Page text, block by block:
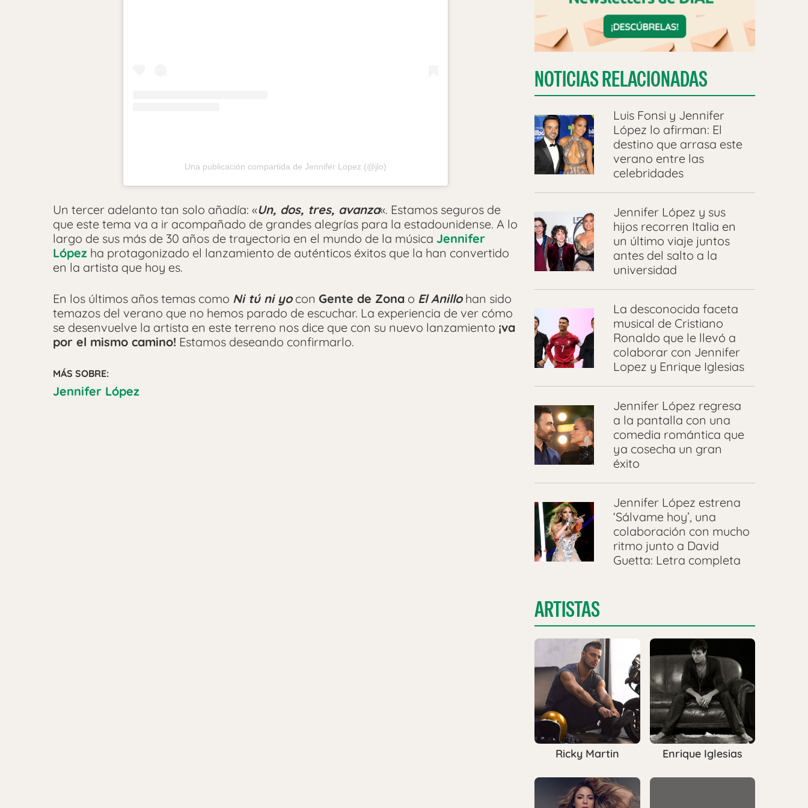
Una publicación compartida de Jennifer Lopez (@jlo)
Un tercer adelanto tan solo añadía: «Un, dos, tres, avanza«. Estamos seguros de
que este tema va a ir acompañado de grandes alegrías para la estadounidense. A lo
largo de sus más de 30 años de trayectoria en el mundo de la música Jennifer
López ha protagonizado el lanzamiento de auténticos éxitos que la han convertido
en la artista que hoy es.
En los últimos años temas como Ni tú ni yocon Gente de Zona o El Anillohan sido
temazos del verano que no hemos parado de escuchar. La experiencia de ver cómo
se desenvuelve la artista en este terreno nos dice que con su nuevo lanzamiento ¡va
por el mismo camino! Estamos deseando confirmarlo.
MÁS SOBRE:
Jennifer López
NOTICIAS RELACIONADAS
Luis Fonsi y Jennifer
López lo afirman: El
destino que arrasa este
verano entre las
celebridades
Jennifer López y sus
hijos recorren Italia en
un último viaje juntos
antes del salto a la
universidad
La desconocida faceta
musical de Cristiano
Ronaldo que le llevó a
colaborar con Jennifer
Lopez y Enrique Iglesias
Jennifer López regresa
a la pantalla con una
comedia romántica que
ya cosecha un gran
éxito
Jennifer López estrena
‘Sálvame hoy’, una
colaboración con mucho
ritmo junto a David
Guetta: Letra completa
ARTISTAS
Ricky Martin Enrique Iglesias